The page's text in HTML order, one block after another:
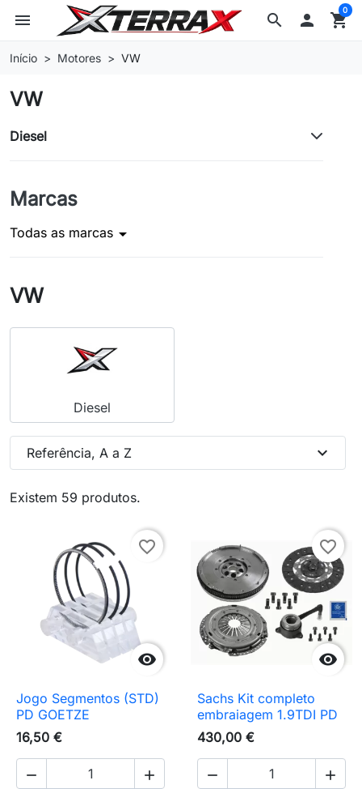
search
menu  shopping_cart
0
Início Motores VW
VW
Diesel
Marcas
Todas as marcas arrow_drop_down
VW
Diesel
Existem 59 produtos.
Referência, A a Z expand_more

favorite_border
Jogo Segmentos (STD)
PD GOETZE
16,50 €
 

favorite_border
Sachs Kit completo
embraiagem 1.9TDI PD
430,00 €
 